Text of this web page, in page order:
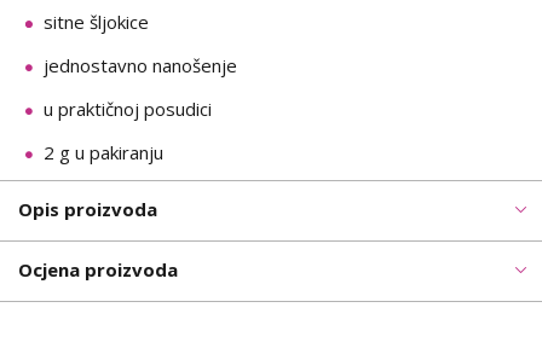
sitne šljokice
jednostavno nanošenje
u praktičnoj posudici
2 g u pakiranju
Opis proizvoda
Ocjena proizvoda